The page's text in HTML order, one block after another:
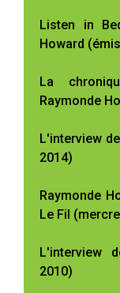
Listen in
Howard
La
Raymonde
L'interview
2014)
Raymonde
Le Fil
L'interview
2010)